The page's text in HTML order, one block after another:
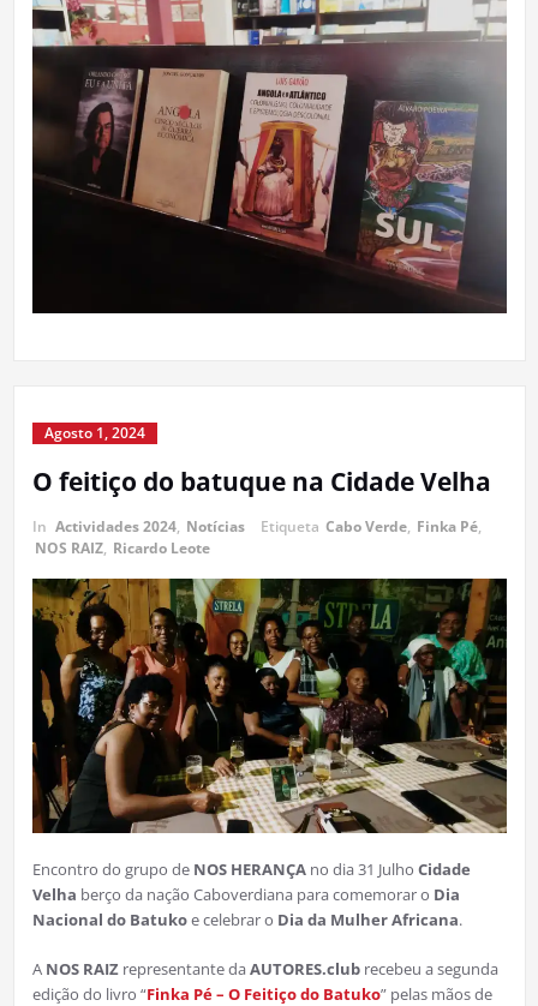
Agosto 1, 2024
O feitiço do batuque na Cidade Velha
In Actividades 2024, Notícias Etiqueta Cabo Verde, Finka Pé,
NOS RAIZ, Ricardo Leote
Encontro do grupo de NOS HERANÇAno dia 31 Julho Cidade
Velha berço da nação Caboverdiana para comemorar o Dia
Nacional do Batukoe celebrar o Dia da Mulher Africana.
A NOS RAIZrepresentante daAUTORES.clubrecebeu a segunda
edição do livro “Finka Pé – O Feitiço do Batuko” pelas mãos de